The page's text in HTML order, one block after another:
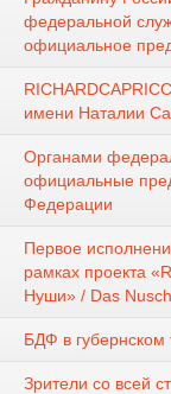
федеральной
официальное
имени Наталии
Органами
официальные
Федерации
Первое
рамках проекта
Нуши» / Das
БДФ в губернском
Зрители со всей